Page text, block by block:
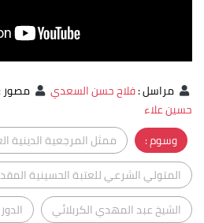
مراسل:فلاح حسن السعدي مصور:
حسين علاء
وسوم :
ممثل المرجعية الدينية
المتولي الشرعي للعتبة الحسينية
الشيخ عبد المهدي الكربلائي